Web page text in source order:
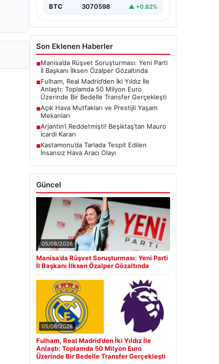
BTC 3070598 ▲ +0.82%
Son Eklenen Haberler
■Manisa’da Rüşvet Soruşturması: Yeni Parti
İl Başkanı İlksen Özalper Gözaltında
■Fulham, Real Madrid’den İki Yıldız İle
Anlaştı: Toplamda 50 Milyon Euro
Üzerinde Bir Bedelle Transfer Gerçekleşti
■Açık Hava Mutfakları ve Prestijli Yaşam
Mekanları
■Arjantin’i Reddetmişti! Beşiktaş’tan Mauro
Icardi Kararı
■Kastamonu’da Tarlada Tespit Edilen
İnsansız Hava Aracı Olayı
Güncel
05/08/2026
Manisa’da Rüşvet Soruşturması: Yeni Parti
İl Başkanı İlksen Özalper Gözaltında
05/08/2026
Fulham, Real Madrid’den İki Yıldız İle
Anlaştı: Toplamda 50 Milyon Euro
Üzerinde Bir Bedelle Transfer Gerçekleşti